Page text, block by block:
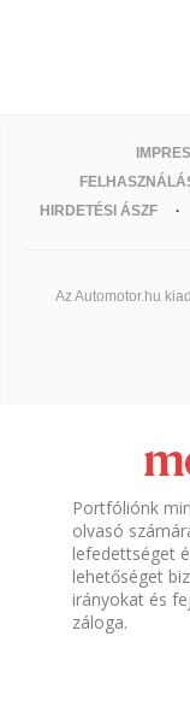
HIRDETÉSI ÁSZF
Az Automotor.hu
Portfóliónk
olvasó
lefedettséget
lehetőséget
irányokat és
záloga.